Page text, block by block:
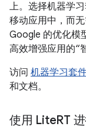
上。选择机器学
移动应用中，而
Google 的优化模
高效增强应用的“
访问 机器学习套
和文档。
使用 LiteRT